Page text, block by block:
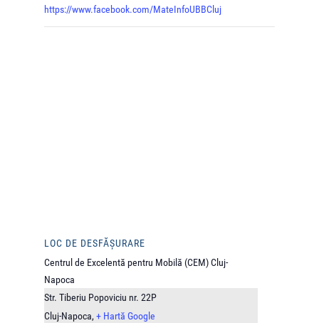
https://www.facebook.com/MateInfoUBBCluj
LOC DE DESFĂȘURARE
Centrul de Excelentă pentru Mobilă (CEM) Cluj-
Napoca
Str. Tiberiu Popoviciu nr. 22P
Cluj-Napoca, + Hartă Google